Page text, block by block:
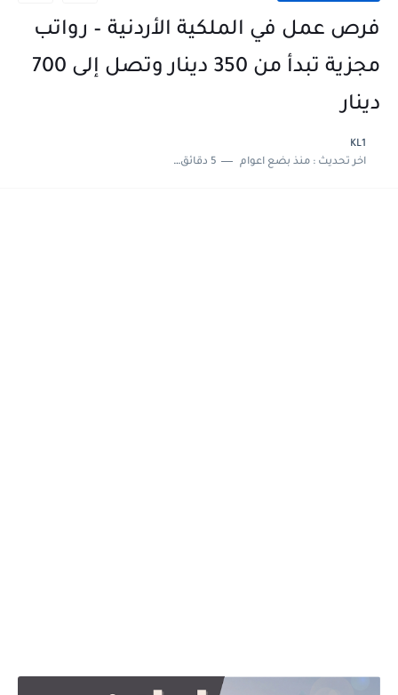
فرص عمل في الملكية الأردنية – رواتب
مجزية تبدأ من 350 دينار وتصل إلى 700
دينار
KL1
اخر تحديث :منذ بضع اعوام 5 دقائق للقراءة